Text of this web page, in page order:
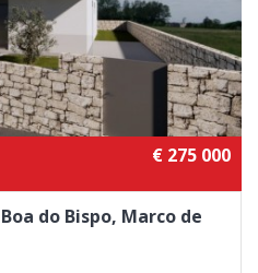
€ 275 000
do Bispo, Marco de